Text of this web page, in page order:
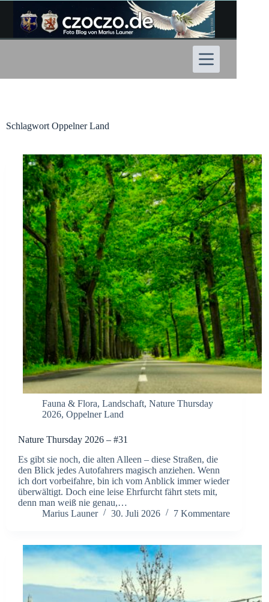
Inhalt
springen
Schlagwort Oppelner Land
Fauna & Flora, Landschaft, Nature Thursday
2026, Oppelner Land
Nature Thursday 2026 – #31
Es gibt sie noch, die alten Alleen – diese Straßen, die
den Blick jedes Autofahrers magisch anziehen. Wenn
ich dort vorbeifahre, bin ich vom Anblick immer wieder
überwältigt. Doch eine leise Ehrfurcht fährt stets mit,
denn man weiß nie genau,…
Marius Launer
30. Juli 2026 7 Kommentare